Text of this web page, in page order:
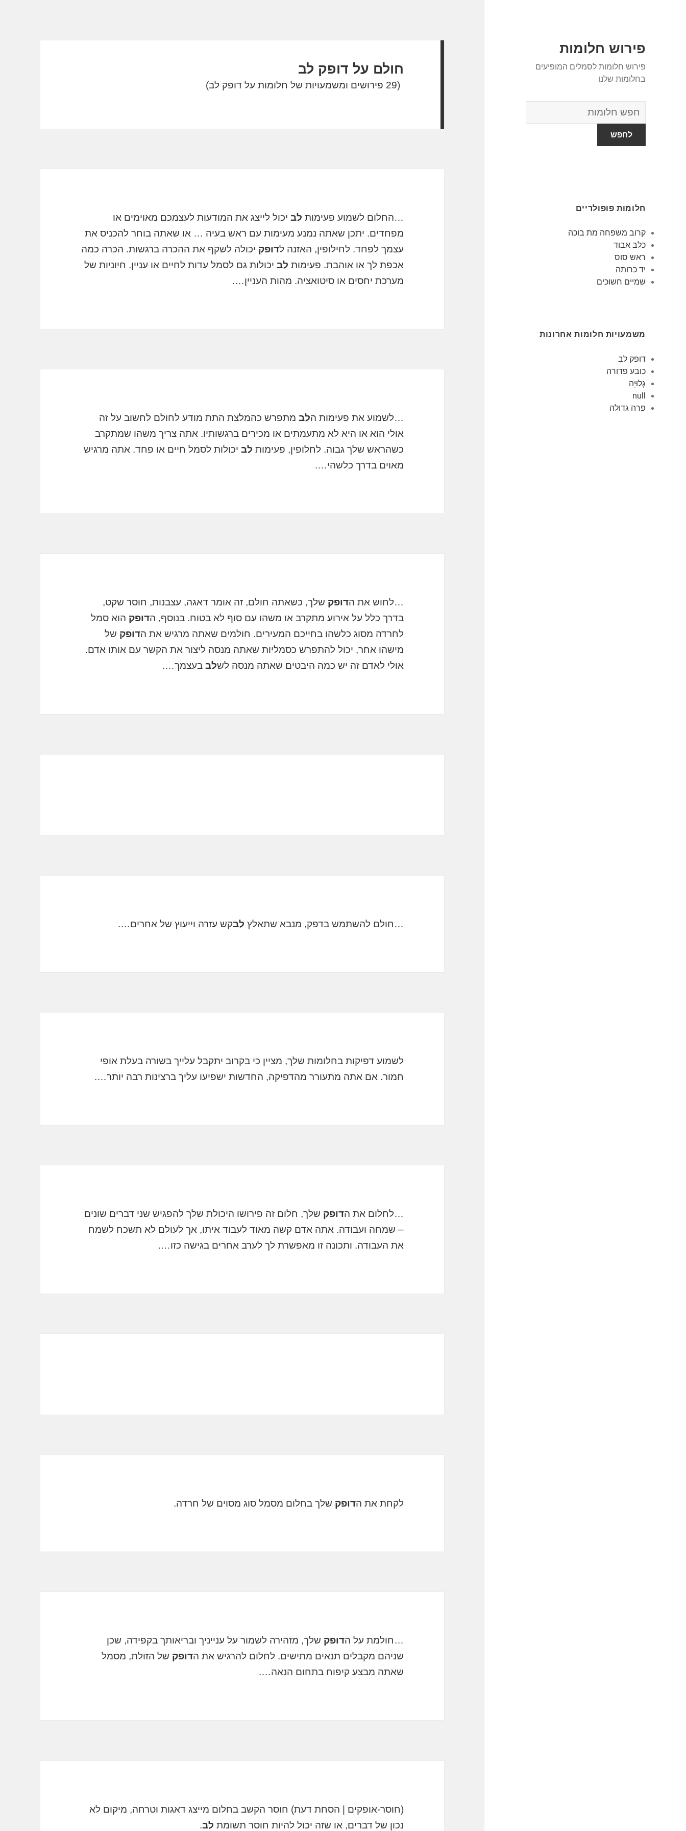
פירוש חלומות
פירוש חלומות לסמלים המופיעים
בחלומות שלנו
מילון
החלומות
חלומות פופולריים
קרוב משפחה מת בוכה
כלב אבוד
ראש סוס
יד כרותה
שמיים חשוכים
משמעויות חלומות אחרונות
דופק לב
כובע פדורה
גְלוּיָה
null
פרה גדולה
חולם על דופק לב
(29 פירושים ומשמעויות של חלומות על דופק לב)
…החלום לשמוע פעימות לב יכול לייצג את המודעות לעצמכם מאוימים או
מפחדים. יתכן שאתה נמנע מעימות עם ראש בעיה … או שאתה בוחר להכניס את
עצמך לפחד. לחילופין, האזנה לדופק יכולה לשקף את ההכרה ברגשות. הכרה כמה
אכפת לך או אוהבת. פעימות לב יכולות גם לסמל עדות לחיים או עניין. חיוניות של
מערכת יחסים או סיטואציה. מהות העניין….
…לשמוע את פעימות הלב מתפרש כהמלצת התת מודע לחולם לחשוב על זה
אולי הוא או היא לא מתעמתים או מכירים ברגשותיו. אתה צריך משהו שמתקרב
כשהראש שלך גבוה. לחלופין, פעימות לב יכולות לסמל חיים או פחד. אתה מרגיש
מאוים בדרך כלשהי….
…לחוש את הדופק שלך, כשאתה חולם, זה אומר דאגה, עצבנות, חוסר שקט,
בדרך כלל על אירוע מתקרב או משהו עם סוף לא בטוח. בנוסף, הדופק הוא סמל
לחרדה מסוג כלשהו בחייכם המעירים. חולמים שאתה מרגיש את הדופק של
מישהו אחר, יכול להתפרש כסמליות שאתה מנסה ליצור את הקשר עם אותו אדם.
אולי לאדם זה יש כמה היבטים שאתה מנסה לשלב בעצמך….
…חולם להשתמש בדפק, מנבא שתאלץ לבקש עזרה וייעוץ של אחרים….
לשמוע דפיקות בחלומות שלך, מציין כי בקרוב יתקבל עלייך בשורה בעלת אופי
חמור. אם אתה מתעורר מהדפיקה, החדשות ישפיעו עליך ברצינות רבה יותר….
…לחלום את הדופק שלך, חלום זה פירושו היכולת שלך להפגיש שני דברים שונים
– שמחה ועבודה. אתה אדם קשה מאוד לעבוד איתו, אך לעולם לא תשכח לשמח
את העבודה. ותכונה זו מאפשרת לך לערב אחרים בגישה כזו….
לקחת את הדופק שלך בחלום מסמל סוג מסוים של חרדה.
…חולמת על הדופק שלך, מזהירה לשמור על ענייניך ובריאותך בקפידה, שכן
שניהם מקבלים תנאים מתישים. לחלום להרגיש את הדופק של הזולת, מסמל
שאתה מבצע קיפוח בתחום הנאה….
(חוסר-אופקים | הסחת דעת) חוסר הקשב בחלום מייצג דאגות וטרחה, מיקום לא
נכון של דברים, או שזה יכול להיות חוסר תשומת לב.